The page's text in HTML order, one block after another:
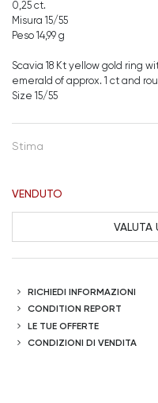
0,25 ct.
Misura 15/55
Peso 14,99 g
Scavia 18 Kt yellow gold ring
emerald of approx. 1 ct and
Size 15/55
Stima
VENDUTO
VALUTA
RICHIEDI INFORMAZIONI
CONDITION REPORT
LE TUE OFFERTE
CONDIZIONI DI VENDITA